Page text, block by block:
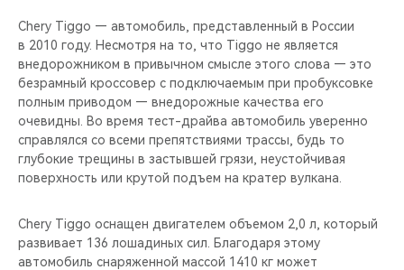
Chery Tiggo — автомобиль, представленный в России
в 2010 году. Несмотря на то, что Tiggo не является
внедорожником в привычном смысле этого слова — это
безрамный кроссовер с подключаемым при пробуксовке
полным приводом — внедорожные качества его
очевидны. Во время тест-драйва автомобиль уверенно
справлялся со всеми препятствиями трассы, будь то
глубокие трещины в застывшей грязи, неустойчивая
поверхность или крутой подъем на кратер вулкана.
Chery Tiggo оснащен двигателем объемом 2,0 л, который
развивает 136 лошадиных сил. Благодаря этому
автомобиль снаряженной массой 1410 кг может